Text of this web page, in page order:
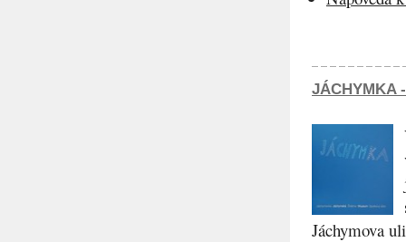
JÁCHYMKA
Jáchymova